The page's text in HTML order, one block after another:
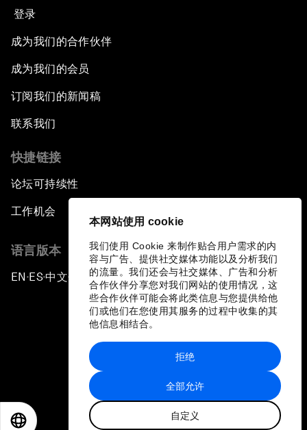
本网站使用 cookie
我们使用 Cookie 来制作贴合用户需求的内
容与广告、提供社交媒体功能以及分析我们
的流量。我们还会与社交媒体、广告和分析
合作伙伴分享您对我们网站的使用情况，这
些合作伙伴可能会将此类信息与您提供给他
们或他们在您使用其服务的过程中收集的其
他信息相结合。
全部允许
自定义
拒绝
登录
成为我们的合作伙伴
成为我们的会员
订阅我们的新闻稿
联系我们
快捷链接
论坛可持续性
工作机会
语言版本
EN ▪ES▪中文▪ 日本語
站点地图
世界经济论坛